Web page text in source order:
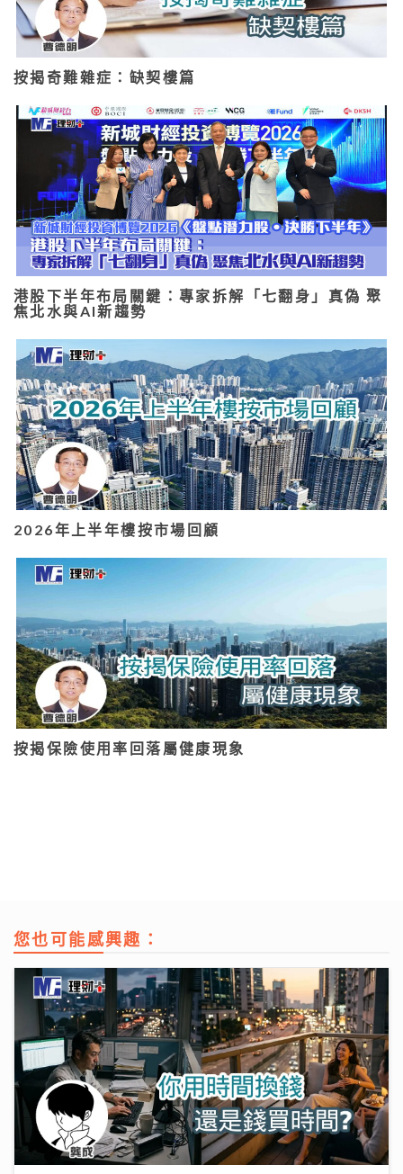
按揭奇難雜症：缺契樓篇
港股下半年布局關鍵：專家拆解「七翻身」真偽 聚
焦北水與AI新趨勢
2026年上半年樓按市場回顧
按揭保險使用率回落屬健康現象
您也可能感興趣：